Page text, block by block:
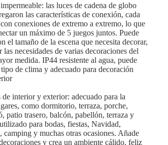
las luces de cadena de globo
las características de conexión, cada
conexiones de extremo a extremo, lo que
un máximo de 5 juegos juntos. Puede
el tamaño de la escena que necesita decorar,
las necesidades de varias decoraciones del
medida. IP44 resistente al agua, puede
de clima y adecuado para decoración
de interior y exterior: adecuado para la
como dormitorio, terraza, porche,
patio trasero, balcón, pabellón, terraza y
para bodas, fiestas, Navidad,
camping y muchas otras ocasiones. Añade
y crea un ambiente cálido, feliz